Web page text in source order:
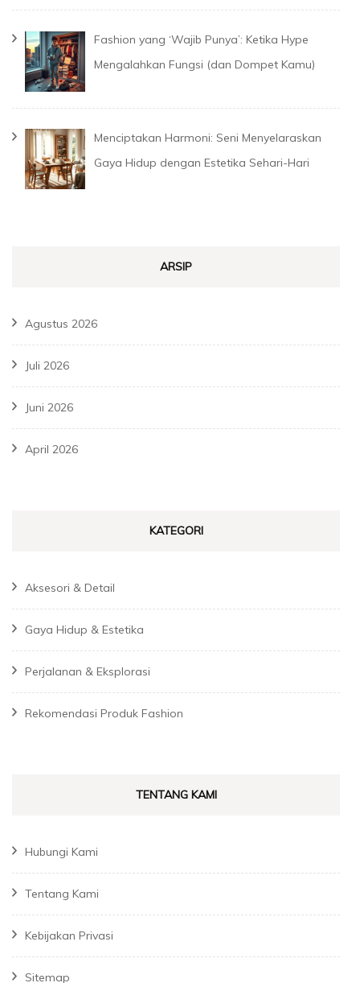
Fashion yang ‘Wajib Punya’: Ketika Hype
Mengalahkan Fungsi (dan Dompet Kamu)
Menciptakan Harmoni: Seni Menyelaraskan
Gaya Hidup dengan Estetika Sehari-Hari
ARSIP
Agustus 2026
Juli 2026
Juni 2026
April 2026
KATEGORI
Aksesori & Detail
Gaya Hidup & Estetika
Perjalanan & Eksplorasi
Rekomendasi Produk Fashion
TENTANG KAMI
Hubungi Kami
Tentang Kami
Kebijakan Privasi
Sitemap